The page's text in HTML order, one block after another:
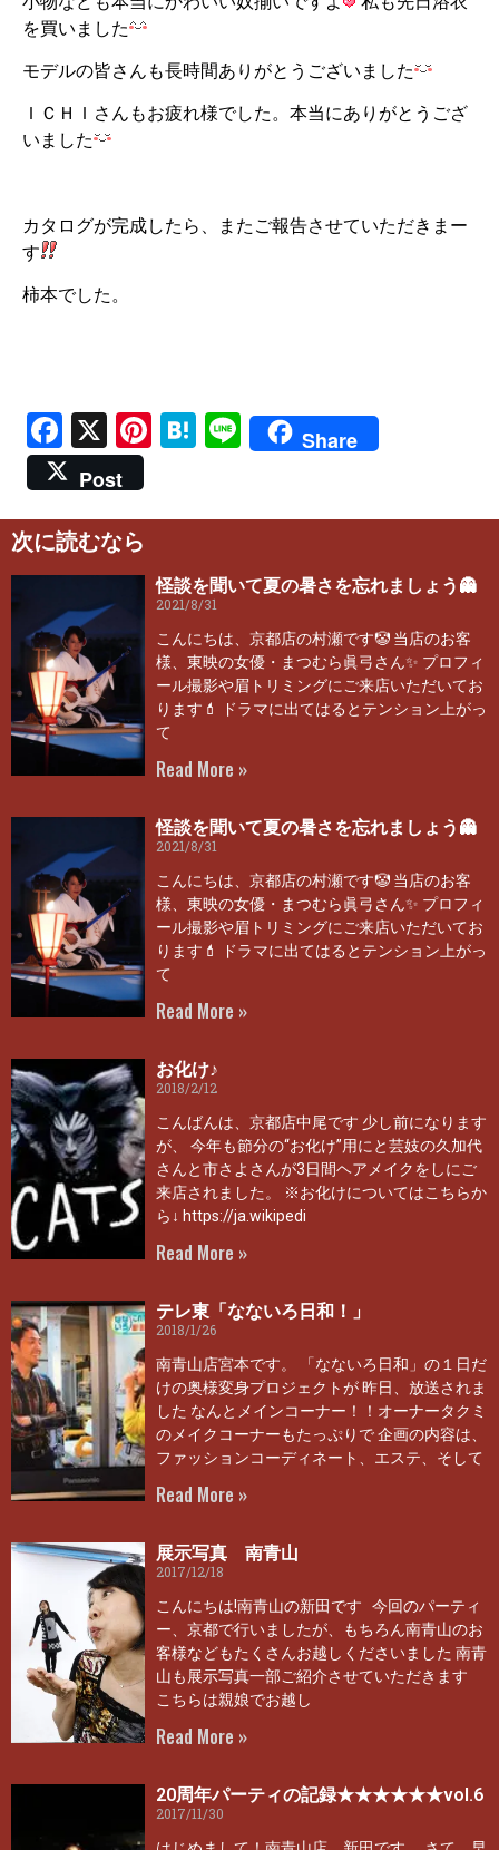
を買いました
モデルの皆さんも長時間ありがとうございました
ＩＣＨＩさんもお疲れ様でした。本当にありがとうござ
いました
カタログが完成したら、またご報告させていただきまー
す
柿本でした。
Facebook
X Pinterest
Hatena
LineShare
Post
次に読むなら
怪談を聞いて夏の暑さを忘れましょう👻
2021/8/31
こんにちは、京都店の村瀬です🤡 当店のお客
様、東映の女優・まつむら眞弓さん✨ プロフィ
ール撮影や眉トリミングにご来店いただいてお
ります💄 ドラマに出てはるとテンション上がっ
て
Read More »
怪談を聞いて夏の暑さを忘れましょう👻
2021/8/31
こんにちは、京都店の村瀬です🤡 当店のお客
様、東映の女優・まつむら眞弓さん✨ プロフィ
ール撮影や眉トリミングにご来店いただいてお
ります💄 ドラマに出てはるとテンション上がっ
て
Read More »
お化け♪
2018/2/12
こんばんは、京都店中尾です 少し前になります
が、 今年も節分の“お化け”用にと芸妓の久加代
さんと市さよさんが3日間ヘアメイクをしにご
来店されました。 ※お化けについてはこちらか
ら↓ https://ja.wikipedi
Read More »
テレ東「なないろ日和！」
2018/1/26
南青山店宮本です。 「なないろ日和」の１日だ
けの奥様変身プロジェクトが 昨日、放送されま
した なんとメインコーナー！！オーナータクミ
のメイクコーナーもたっぷりで 企画の内容は、
ファッションコーディネート、エステ、そして
Read More »
展示写真 南青山
2017/12/18
こんにちは!南青山の新田です 今回のパーティ
ー、京都で行いましたが、もちろん南青山のお
客様などもたくさんお越しくださいました 南青
山も展示写真一部ご紹介させていただきます
こちらは親娘でお越し
Read More »
20周年パーティの記録★★★★★★vol.6
2017/11/30